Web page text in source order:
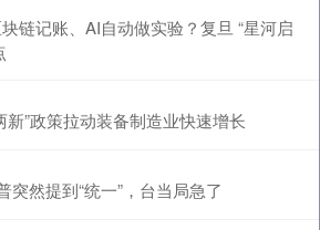
链记账、AI自动做实验？复旦 “星河启
新”政策拉动装备制造业快速增长
突然提到“统一”，台当局急了